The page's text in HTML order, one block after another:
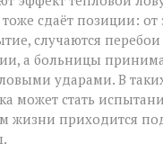
сдаёт позиции: от
случаются перебои
а больницы
ударами. В
может стать
жизни приходится